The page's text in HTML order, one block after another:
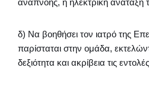
αναπνοής, η ηλεκτρική ανάταξη
δ) Να βοηθήσει τον ιατρό της
παρίσταται στην ομάδα,
δεξιότητα και ακρίβεια τις